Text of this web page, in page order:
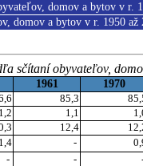
domov a bytov v r.
domov a bytov v r. 1950 až
sčítaní obyvateľov,
1961 1970
85,3
1,2 1,1
12,4
1,4 -
- -